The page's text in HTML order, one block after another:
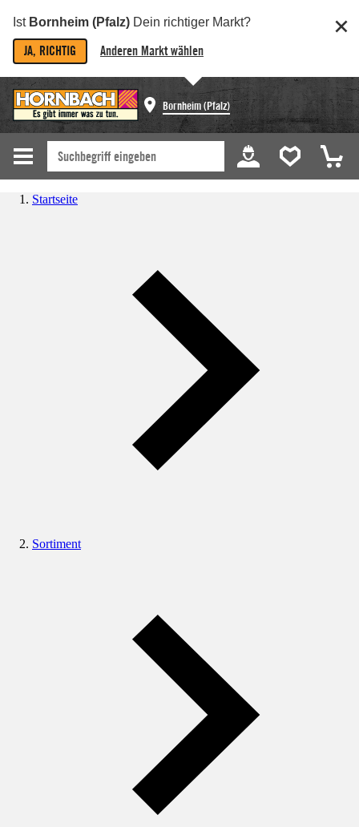
Ist Bornheim (Pfalz) Dein richtiger Markt?
JA, RICHTIG Anderen Markt wählen
Bornheim (Pfalz)
Startseite
Sortiment